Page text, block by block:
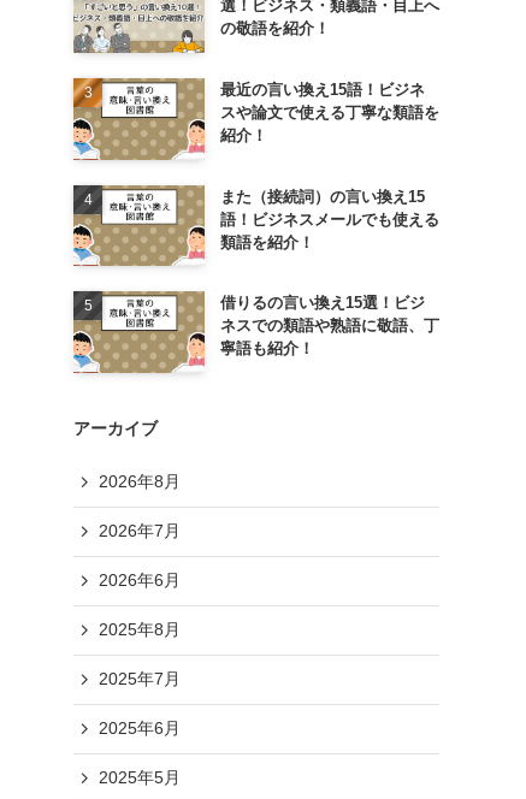
選！ビジネス・類義語・目上へ
の敬語を紹介！
最近の言い換え15語！ビジネ
スや論文で使える丁寧な類語を
紹介！
また（接続詞）の言い換え15
語！ビジネスメールでも使える
類語を紹介！
借りるの言い換え15選！ビジ
ネスでの類語や熟語に敬語、丁
寧語も紹介！
アーカイブ
2026年8月
2026年7月
2026年6月
2025年8月
2025年7月
2025年6月
2025年5月